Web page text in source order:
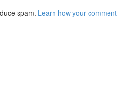
spam. Learn how your comment